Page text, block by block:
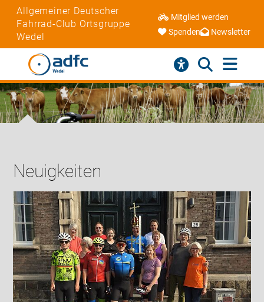
Allgemeiner Deutscher
Fahrrad-Club Ortsgruppe
Wedel
Mitglied werden
Spenden
Newsletter
Neuigkeiten